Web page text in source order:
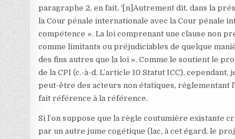
paragraphe 2, en fait, ‘[n]Autrement dit, dans la
la Cour pénale internationale avec la Cour pénale
compétence ». La loi comprenant une clause non
comme limitants ou préjudiciables de quelque
des fins autres que la loi ». Comme le soutient le
de la CPI (c.-à-d. L’article 10 Statut ICC),
peut-être des acteurs non étatiques, réglementant
fait référence à la référence.
Si l’on suppose que la règle coutumière existante
par un autre jume cogétique (lac, à cet égard, le